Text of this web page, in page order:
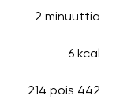
2 minuuttia
6 kcal
214 pois 442